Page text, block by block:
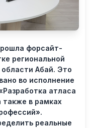
форсайт-
региональной
Абай. Это
во исполнение
атласа
также в рамках
реальные